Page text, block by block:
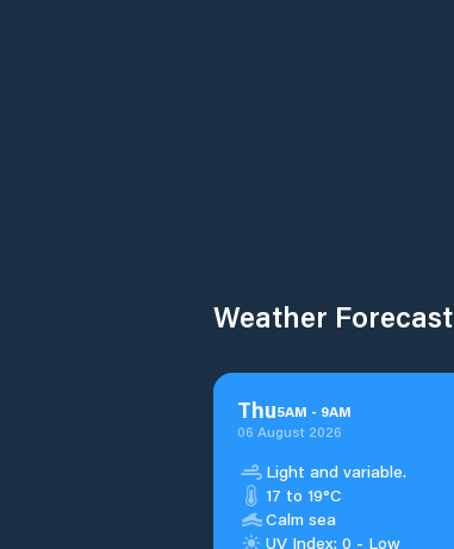
Weather Forecast
Thu5AM - 9AM
06 August 2026
Light and variable.
17 to 19°C
Calm sea
UV Index: 0 - Low